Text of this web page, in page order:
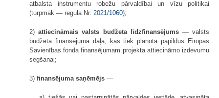
atbalsta instrumentu robežu pārvaldībai un vīzu politikai
(turpmāk — regula Nr. 2021/1060);
2)attiecināmais valsts budžeta līdzfinansējums— valsts
budžeta finansējuma daļa, kas tiek plānota papildus Eiropas
Savienības fonda finansējumam projekta attiecināmo izdevumu
segšanai;
3) finansējuma saņēmējs —